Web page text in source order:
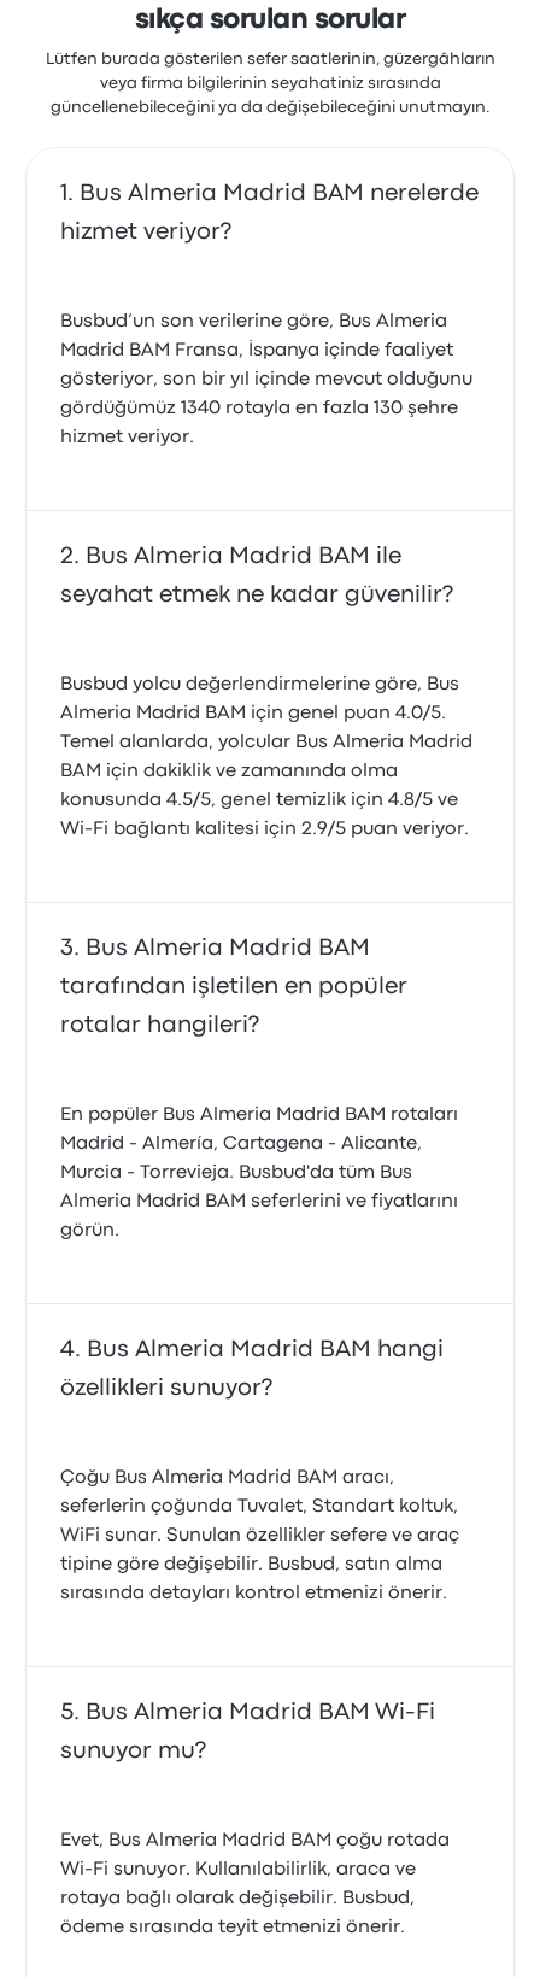
sıkça sorulan sorular
Lütfen burada gösterilen sefer saatlerinin, güzergâhların
veya firma bilgilerinin seyahatiniz sırasında
güncellenebileceğini ya da değişebileceğini unutmayın.
Bus Almeria Madrid BAM nerelerde
hizmet veriyor?
Busbud’un son verilerine göre, Bus Almeria
Madrid BAM Fransa, İspanya içinde faaliyet
gösteriyor, son bir yıl içinde mevcut olduğunu
gördüğümüz 1340 rotayla en fazla 130 şehre
hizmet veriyor.
Bus Almeria Madrid BAM ile
seyahat etmek ne kadar güvenilir?
Busbud yolcu değerlendirmelerine göre, Bus
Almeria Madrid BAM için genel puan 4.0/5.
Temel alanlarda, yolcular Bus Almeria Madrid
BAM için dakiklik ve zamanında olma
konusunda 4.5/5, genel temizlik için 4.8/5 ve
Wi‑Fi bağlantı kalitesi için 2.9/5 puan veriyor.
Bus Almeria Madrid BAM
tarafından işletilen en popüler
rotalar hangileri?
En popüler Bus Almeria Madrid BAM rotaları
Madrid - Almería, Cartagena - Alicante,
Murcia - Torrevieja. Busbud'da tüm Bus
Almeria Madrid BAM seferlerini ve fiyatlarını
görün.
Bus Almeria Madrid BAM hangi
özellikleri sunuyor?
Çoğu Bus Almeria Madrid BAM aracı,
seferlerin çoğunda Tuvalet, Standart koltuk,
WiFi sunar. Sunulan özellikler sefere ve araç
tipine göre değişebilir. Busbud, satın alma
sırasında detayları kontrol etmenizi önerir.
Bus Almeria Madrid BAM Wi-Fi
sunuyor mu?
Evet, Bus Almeria Madrid BAM çoğu rotada
Wi‑Fi sunuyor. Kullanılabilirlik, araca ve
rotaya bağlı olarak değişebilir. Busbud,
ödeme sırasında teyit etmenizi önerir.